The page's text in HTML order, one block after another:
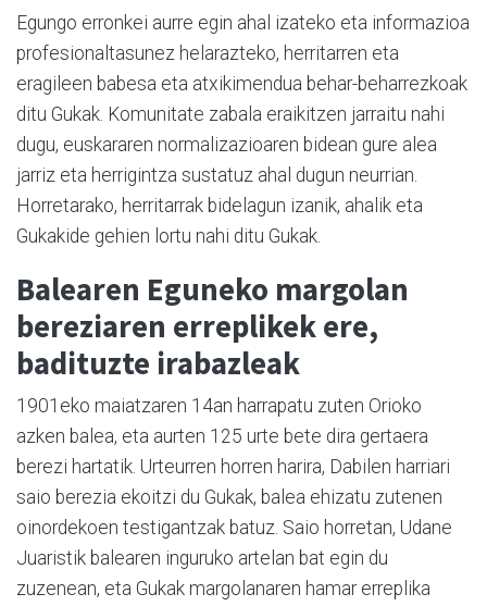
Egungo erronkei aurre egin ahal izateko eta informazioa
profesionaltasunez helarazteko, herritarren eta
eragileen babesa eta atxikimendua behar-beharrezkoak
ditu Gukak. Komunitate zabala eraikitzen jarraitu nahi
dugu, euskararen normalizazioaren bidean gure alea
jarriz eta herrigintza sustatuz ahal dugun neurrian.
Horretarako, herritarrak bidelagun izanik, ahalik eta
Gukakide gehien lortu nahi ditu Gukak.
Balearen Eguneko margolan
bereziaren erreplikek ere,
badituzte irabazleak
1901eko maiatzaren 14an harrapatu zuten Orioko
azken balea, eta aurten 125 urte bete dira gertaera
berezi hartatik. Urteurren horren harira, Dabilen harriari
saio berezia ekoitzi du Gukak, balea ehizatu zutenen
oinordekoen testigantzak batuz. Saio horretan, Udane
Juaristik balearen inguruko artelan bat egin du
zuzenean, eta Gukak margolanaren hamar erreplika